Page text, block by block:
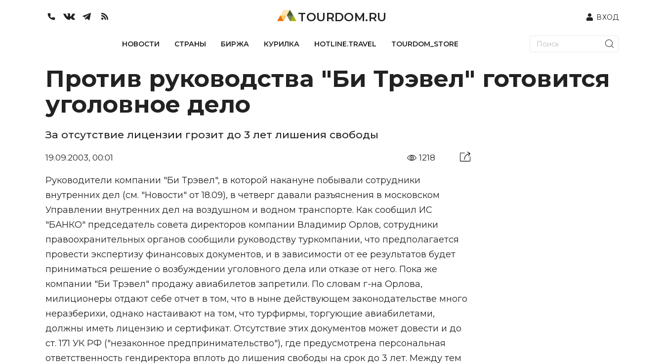
TOURDOM.RU ВХОД
НОВОСТИ СТРАНЫ БИРЖА КУРИЛКА HOTLINE.TRAVEL TOURDOM_STORE
Против руководства "Би Трэвел" готовится
уголовное дело
За отсутствие лицензии грозит до 3 лет лишения свободы
19.09.2003, 00:01 1218
Руководители компании "Би Трэвел", в которой накануне побывали сотрудники
внутренних дел (см. "Новости" от 18.09), в четверг давали разъяснения в московском
Управлении внутренних дел на воздушном и водном транспорте. Как сообщил ИС
"БАНКО" председатель совета директоров компании Владимир Орлов, сотрудники
правоохранительных органов сообщили руководству туркомпании, что предполагается
провести экспертизу финансовых документов, и в зависимости от ее результатов будет
приниматься решение о возбуждении уголовного дела или отказе от него. Пока же
компании "Би Трэвел" продажу авиабилетов запретили. По словам г-на Орлова,
милиционеры отдают себе отчет в том, что в ныне действующем законодательстве много
неразберихи, однако настаивают на том, что турфирмы, торгующие авиабилетами,
должны иметь лицензию и сертификат. Отсутствие этих документов может довести и до
ст. 171 УК РФ ("незаконное предпринимательство"), где предусмотрена персональная
ответственность гендиректора вплоть до лишения свободы на срок до 3 лет. Между тем